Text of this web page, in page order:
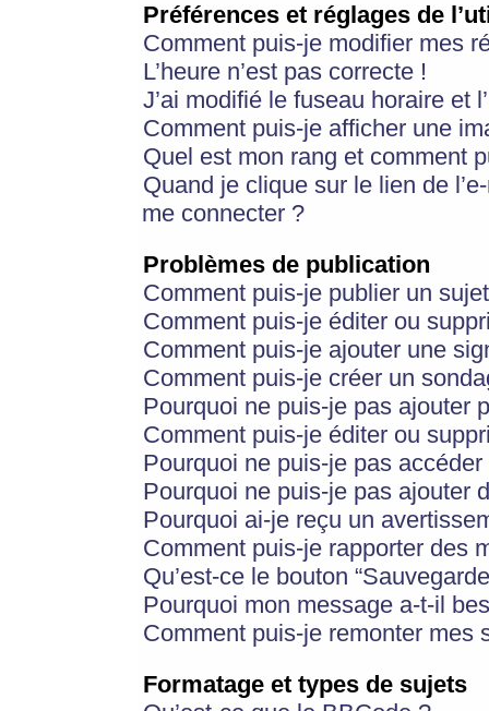
Préférences et réglages de
Comment puis-je modifier mes
L’heure n’est pas correcte !
J’ai modifié le fuseau horaire et
Comment puis-je afficher une
Quel est mon rang et comment
Quand je clique sur le lien de
me connecter ?
Problèmes de publication
Comment puis-je publier un
Comment puis-je éditer ou
Comment puis-je ajouter une
Comment puis-je créer un
Pourquoi ne puis-je pas ajouter
Comment puis-je éditer ou
Pourquoi ne puis-je pas
Pourquoi ne puis-je pas ajouter
Pourquoi ai-je reçu un
Comment puis-je rapporter des
Qu’est-ce le bouton
Pourquoi mon message a-t-il
Comment puis-je remonter mes
Formatage et types de sujets